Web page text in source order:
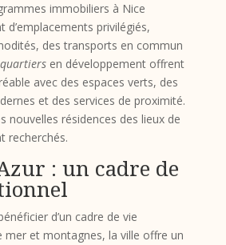
immobiliers à Nice
d’emplacements privilégiés,
des transports en commun
quartiersen développement offrent
avec des espaces verts, des
et des services de proximité.
nouvelles résidences des lieux de
recherchés.
: un cadre de
d’un cadre de vie
mer et montagnes, la ville offre un